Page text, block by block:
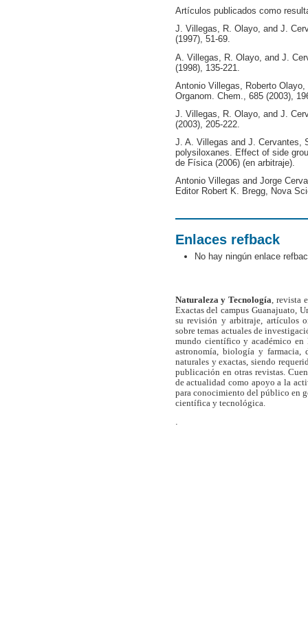
Artículos publicados como
J. Villegas, R. Olayo, and J.
(1997), 51-69.
A. Villegas, R. Olayo, and J.
(1998), 135-221.
Antonio Villegas, Roberto
Organom. Chem., 685 (2003),
J. Villegas, R. Olayo, and J.
(2003), 205-222.
J. A. Villegas and J. Cervantes,
polysiloxanes. Effect of side
de Física (2006) (en arbitraje).
Antonio Villegas and Jorge
Editor Robert K. Bregg, Nova
Enlaces refback
No hay ningún enlace
Naturaleza y Tecnología, revista
Exactas del campus Guanajuato,
su revisión y arbitraje, artículos
sobre temas actuales de
mundo científico y académico en
astronomía, biología y farmacia,
naturales y exactas, siendo
publicación en otras revistas.
de actualidad como apoyo a la
para conocimiento del público en
científica y tecnológica.
.